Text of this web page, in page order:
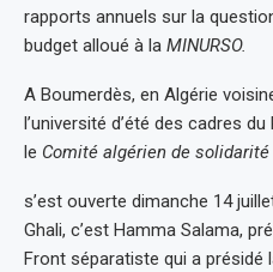
rapports annuels sur la
budget alloué à la MINURSO.
A Boumerdès, en Algérie
l’université d’été des cadres
le Comité algérien de
s’est ouverte dimanche 14
Ghali, c’est Hamma Salama,
Front séparatiste qui a présidé